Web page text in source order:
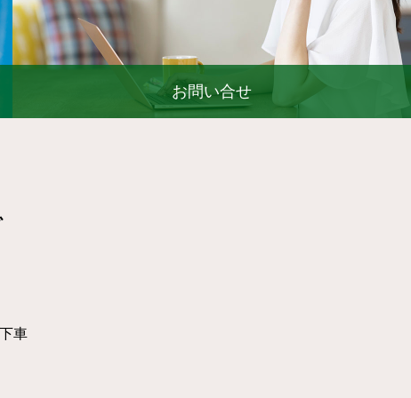
お問い合せ
車